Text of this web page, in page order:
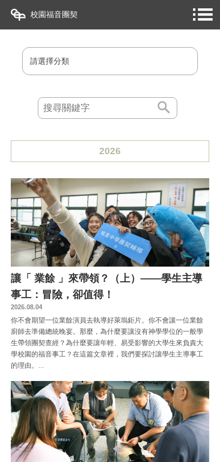
校園福音團契
請選擇分類
2026
讓「 業餘 」來帶領？（上）——學生主導
事工：冒險，卻值得！
2026.08.04
你不會期望一位業餘演員去執導好萊塢鉅片。你不會讓一位業餘
廚師去準備總統晚宴。那麼，為什麼要讓沒有神學學位的一般學
生帶領團契查經？為什麼要讓年輕、易受影響的大學生來負責大
學校園的福音事工？在這篇文章裡，我們要探討讓學生主導事工
的理由。...